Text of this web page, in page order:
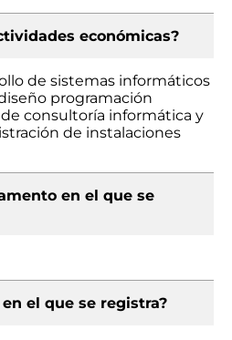
económicas?
de sistemas informáticos
programación
consultoría informática y
de instalaciones
en el que se
el que se registra?